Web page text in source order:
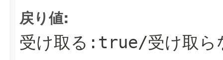
戻り値:
受け取る:true/受け取